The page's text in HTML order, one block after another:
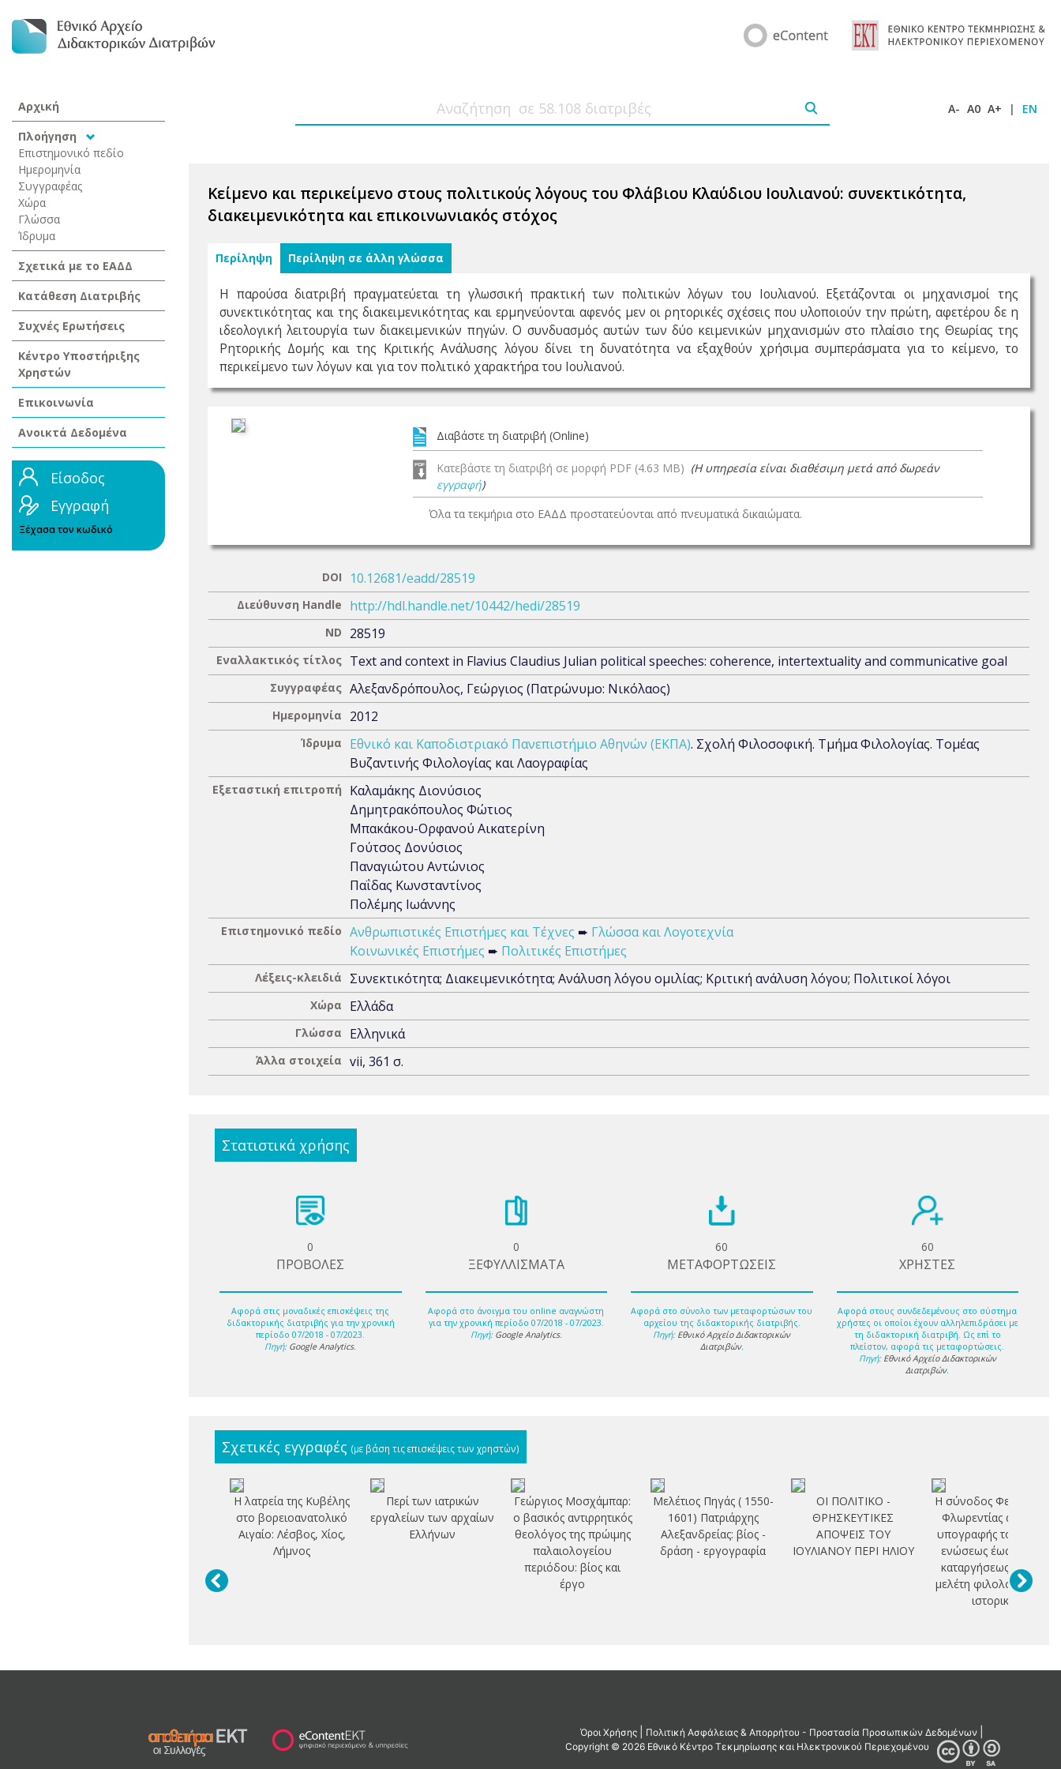
Αρχική
Πλοήγηση
Επιστημονικό πεδίο
Ημερομηνία
Συγγραφέας
Χώρα
Γλώσσα
Ίδρυμα
Σχετικά με το ΕΑΔΔ
Κατάθεση Διατριβής
Συχνές Ερωτήσεις
Κέντρο Υποστήριξης
Χρηστών
Επικοινωνία
Ανοικτά Δεδομένα
Είσοδος
Εγγραφή
Ξέχασα τον κωδικό
A- A0 A+ | EN
Κείμενο και περικείμενο στους πολιτικούς λόγους του Φλάβιου Κλαύδιου Ιουλιανού: συνεκτικότητα,
διακειμενικότητα και επικοινωνιακός στόχος
Περίληψη Περίληψη σε άλλη γλώσσα
Η παρούσα διατριβή πραγματεύεται τη γλωσσική πρακτική των πολιτικών λόγων του Ιουλιανού. Εξετάζονται οι μηχανισμοί της
συνεκτικότητας και της διακειμενικότητας και ερμηνεύονται αφενός μεν οι ρητορικές σχέσεις που υλοποιούν την πρώτη, αφετέρου δε η
ιδεολογική λειτουργία των διακειμενικών πηγών. Ο συνδυασμός αυτών των δύο κειμενικών μηχανισμών στο πλαίσιο της Θεωρίας της
Ρητορικής Δομής και της Κριτικής Ανάλυσης λόγου δίνει τη δυνατότητα να εξαχθούν χρήσιμα συμπεράσματα για το κείμενο, το
περικείμενο των λόγων και για τον πολιτικό χαρακτήρα του Ιουλιανού.
Διαβάστε τη διατριβή (Online)
Κατεβάστε τη διατριβή σε μορφή PDF (4.63 MB) (Η υπηρεσία είναι διαθέσιμη μετά από δωρεάν
εγγραφή)
Όλα τα τεκμήρια στο ΕΑΔΔ προστατεύονται από πνευματικά δικαιώματα.
DOI 10.12681/eadd/28519
Διεύθυνση Handle http://hdl.handle.net/10442/hedi/28519
ND 28519
Εναλλακτικός τίτλος Text and context in Flavius Claudius Julian political speeches: coherence, intertextuality and communicative goal
Συγγραφέας Αλεξανδρόπουλος, Γεώργιος (Πατρώνυμο: Νικόλαος)
Ημερομηνία 2012
Ίδρυμα Εθνικό και Καποδιστριακό Πανεπιστήμιο Αθηνών (ΕΚΠΑ). Σχολή Φιλοσοφική. Τμήμα Φιλολογίας. Τομέας
Βυζαντινής Φιλολογίας και Λαογραφίας
Εξεταστική επιτροπή
Καλαμάκης Διονύσιος
Δημητρακόπουλος Φώτιος
Μπακάκου-Ορφανού Αικατερίνη
Γούτσος Δονύσιος
Παναγιώτου Αντώνιος
Παΐδας Κωνσταντίνος
Πολέμης Ιωάννης
Επιστημονικό πεδίο Ανθρωπιστικές Επιστήμες και Τέχνες ➨ Γλώσσα και Λογοτεχνία
Κοινωνικές Επιστήμες ➨ Πολιτικές Επιστήμες
Λέξεις-κλειδιά Συνεκτικότητα; Διακειμενικότητα; Ανάλυση λόγου ομιλίας; Κριτική ανάλυση λόγου; Πολιτικοί λόγοι
Χώρα Ελλάδα
Γλώσσα Ελληνικά
Άλλα στοιχεία vii, 361 σ.
Στατιστικά χρήσης
0
ΠΡΟΒΟΛΕΣ
Αφορά στις μοναδικές επισκέψεις της
διδακτορικής διατριβής για την χρονική
περίοδο 07/2018 - 07/2023.
Πηγή: Google Analytics.
0
ΞΕΦΥΛΛΙΣΜΑΤΑ
Αφορά στο άνοιγμα του online αναγνώστη
για την χρονική περίοδο 07/2018 - 07/2023.
Πηγή: Google Analytics.
60
ΜΕΤΑΦΟΡΤΩΣΕΙΣ
Αφορά στο σύνολο των μεταφορτώσων του
αρχείου της διδακτορικής διατριβής.
Πηγή: Εθνικό Αρχείο Διδακτορικών
Διατριβών.
60
ΧΡΗΣΤΕΣ
Αφορά στους συνδεδεμένους στο σύστημα
χρήστες οι οποίοι έχουν αλληλεπιδράσει με
τη διδακτορική διατριβή. Ως επί το
πλείστον, αφορά τις μεταφορτώσεις.
Πηγή: Εθνικό Αρχείο Διδακτορικών
Διατριβών.
Σχετικές εγγραφές (με βάση τις επισκέψεις των χρηστών)
Η λατρεία της Κυβέλης
στο βορειοανατολικό
Αιγαίο: Λέσβος, Χίος,
Λήμνος
Περί των ιατρικών
εργαλείων των αρχαίων
Ελλήνων
Γεώργιος Μοσχάμπαρ:
ο βασικός αντιρρητικός
θεολόγος της πρώιμης
παλαιολογείου
περιόδου: βίος και
έργο
Μελέτιος Πηγάς ( 1550-
1601) Πατριάρχης
Αλεξανδρείας: βίος -
δράση - εργογραφία
ΟΙ ΠΟΛΙΤΙΚΟ -
ΘΡΗΣΚΕΥΤΙΚΕΣ
ΑΠΟΨΕΙΣ ΤΟΥ
ΙΟΥΛΙΑΝΟΥ ΠΕΡΙ ΗΛΙΟΥ
Η σύνοδος Φερράρας -
Φλωρεντίας από της
υπογραφής του όρου
ενώσεως έως και της
καταργήσεως αυτού:
μελέτη φιλολογική και
ιστορική